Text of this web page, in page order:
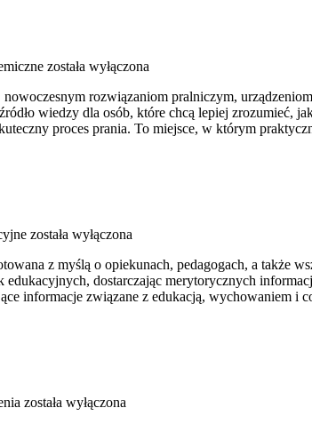
została wyłączona
rozwiązaniom pralniczym,
wiedzy dla osób, które chcą lepiej zrozumieć,
proces prania. To miejsce, w którym
została wyłączona
z myślą o opiekunach, pedagogach, a także
dostarczając merytorycznych
informacje związane z edukacją,
została wyłączona